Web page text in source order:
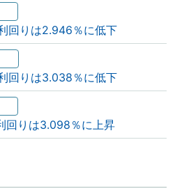
回りは2.946％に低下
回りは3.038％に低下
回りは3.098％に上昇